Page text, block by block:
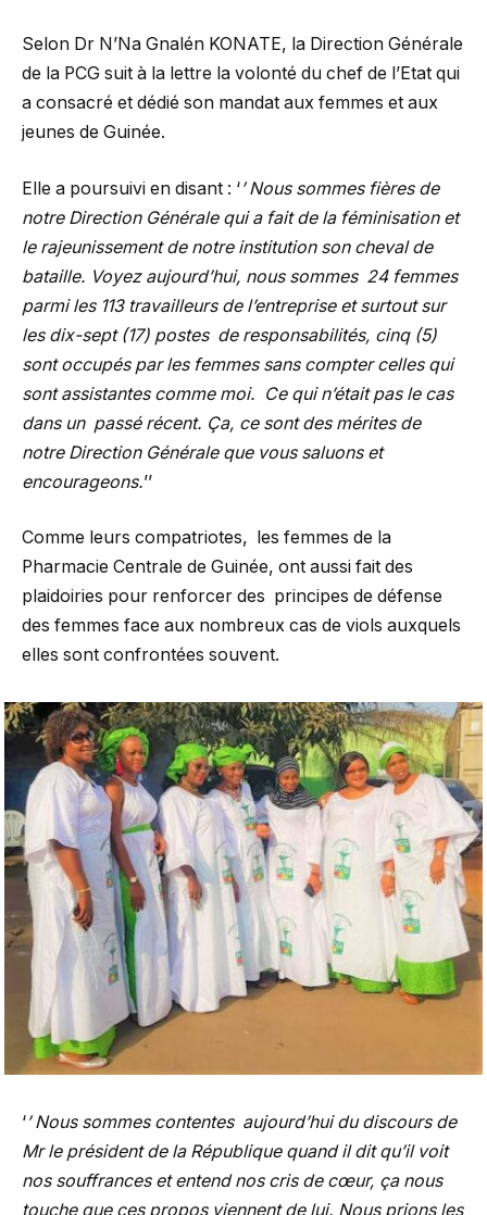
Selon Dr N’Na Gnalén KONATE, la Direction Générale
de la PCG suit à la lettre la volonté du chef de l’Etat qui
a consacré et dédié son mandat aux femmes et aux
jeunes de Guinée.
Elle a poursuivi en disant : ‘’ Nous sommes fières de
notre Direction Générale qui a fait de la féminisation et
le rajeunissement de notre institution son cheval de
bataille. Voyez aujourd’hui, nous sommes 24 femmes
parmi les 113 travailleurs de l’entreprise et surtout sur
les dix-sept (17) postes de responsabilités, cinq (5)
sont occupés par les femmes sans compter celles qui
sont assistantes comme moi. Ce qui n’était pas le cas
dans un passé récent. Ça, ce sont des mérites de
notre Direction Générale que vous saluons et
encourageons.’’
Comme leurs compatriotes, les femmes de la
Pharmacie Centrale de Guinée, ont aussi fait des
plaidoiries pour renforcer des principes de défense
des femmes face aux nombreux cas de viols auxquels
elles sont confrontées souvent.
‘’ Nous sommes contentes aujourd’hui du discours de
Mr le président de la République quand il dit qu’il voit
nos souffrances et entend nos cris de cœur, ça nous
touche que ces propos viennent de lui. Nous prions les